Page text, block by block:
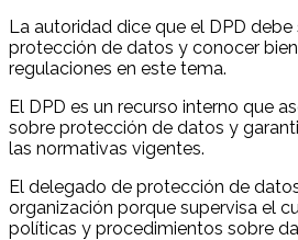
La autoridad dice que el DPD debe
protección de datos y conocer
regulaciones en este tema.
El DPD es un recurso interno que
sobre protección de datos y
las normativas vigentes.
El delegado de protección de
organización porque supervisa el
políticas y procedimientos sobre